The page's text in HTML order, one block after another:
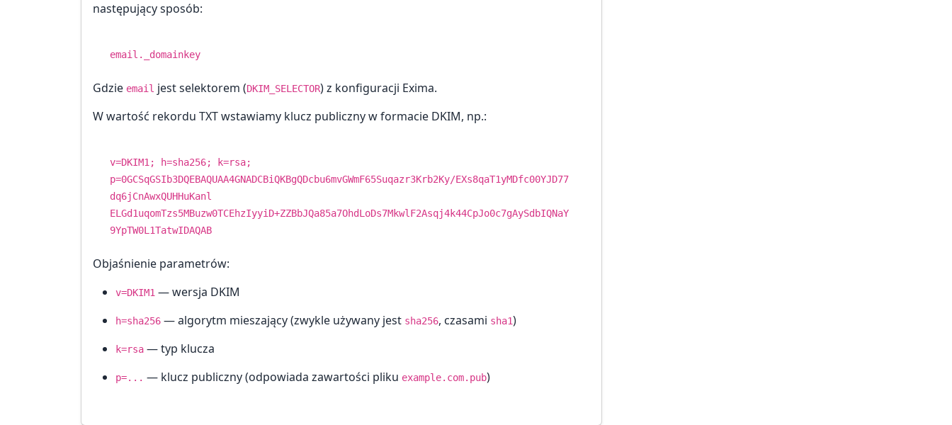
następujący sposób:
email._domainkey
Gdzie email jest selektorem (DKIM_SELECTOR) z konfiguracji Exima.
W wartość rekordu TXT wstawiamy klucz publiczny w formacie DKIM, np.:
v=DKIM1; h=sha256; k=rsa;
p=0GCSqGSIb3DQEBAQUAA4GNADCBiQKBgQDcbu6mvGWmF65Suqazr3Krb2Ky/EXs8qaT1yMDfc00YJD77
dq6jCnAwxQUHHuKanl
ELGd1uqomTzs5MBuzw0TCEhzIyyiD+ZZBbJQa85a7OhdLoDs7MkwlF2Asqj4k44CpJo0c7gAySdbIQNaY
9YpTW0L1TatwIDAQAB
Objaśnienie parametrów:
v=DKIM1 — wersja DKIM
h=sha256 — algorytm mieszający (zwykle używany jest sha256, czasami sha1)
k=rsa — typ klucza
p=... — klucz publiczny (odpowiada zawartości pliku example.com.pub)